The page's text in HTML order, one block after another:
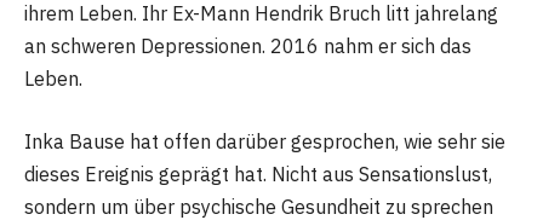
ihrem Leben. Ihr Ex-Mann Hendrik Bruch litt jahrelang
an schweren Depressionen. 2016 nahm er sich das
Leben.
Inka Bause hat offen darüber gesprochen, wie sehr sie
dieses Ereignis geprägt hat. Nicht aus Sensationslust,
sondern um über psychische Gesundheit zu sprechen